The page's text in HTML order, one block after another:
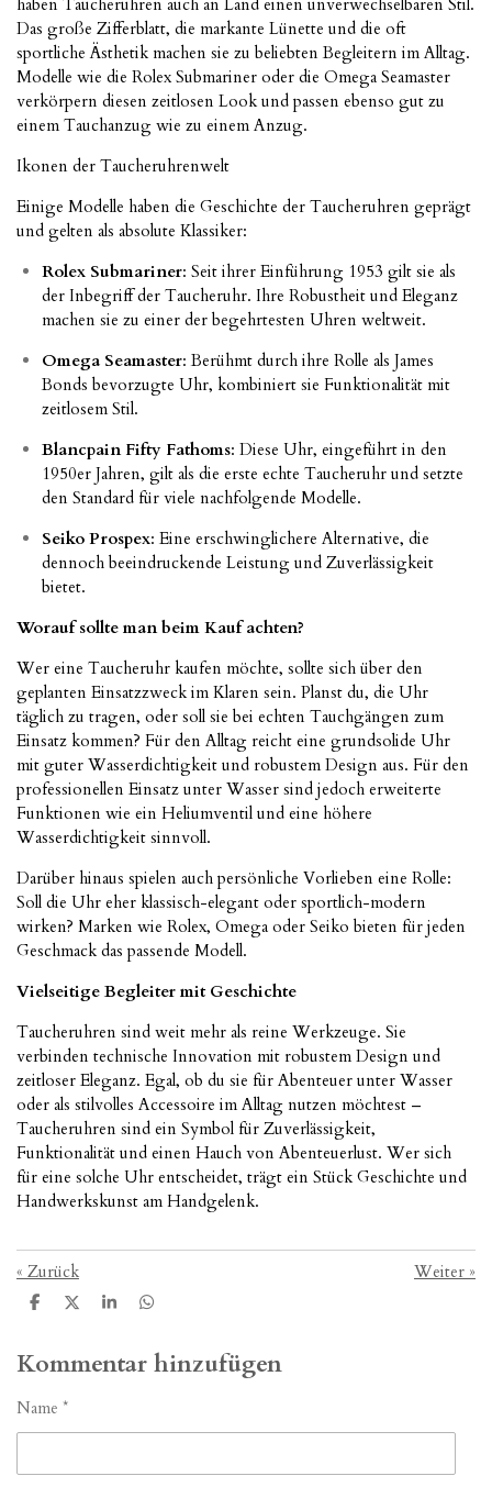
Das große Zifferblatt, die markante Lünette und die oft
sportliche Ästhetik machen sie zu beliebten Begleitern im Alltag.
Modelle wie die Rolex Submariner oder die Omega Seamaster
verkörpern diesen zeitlosen Look und passen ebenso gut zu
einem Tauchanzug wie zu einem Anzug.
Ikonen der Taucheruhrenwelt
Einige Modelle haben die Geschichte der Taucheruhren geprägt
und gelten als absolute Klassiker:
Rolex Submariner: Seit ihrer Einführung 1953 gilt sie als
der Inbegriff der Taucheruhr. Ihre Robustheit und Eleganz
machen sie zu einer der begehrtesten Uhren weltweit.
Omega Seamaster: Berühmt durch ihre Rolle als James
Bonds bevorzugte Uhr, kombiniert sie Funktionalität mit
zeitlosem Stil.
Blancpain Fifty Fathoms: Diese Uhr, eingeführt in den
1950er Jahren, gilt als die erste echte Taucheruhr und setzte
den Standard für viele nachfolgende Modelle.
Seiko Prospex: Eine erschwinglichere Alternative, die
dennoch beeindruckende Leistung und Zuverlässigkeit
bietet.
Worauf sollte man beim Kauf achten?
Wer eine Taucheruhr kaufen möchte, sollte sich über den
geplanten Einsatzzweck im Klaren sein. Planst du, die Uhr
täglich zu tragen, oder soll sie bei echten Tauchgängen zum
Einsatz kommen? Für den Alltag reicht eine grundsolide Uhr
mit guter Wasserdichtigkeit und robustem Design aus. Für den
professionellen Einsatz unter Wasser sind jedoch erweiterte
Funktionen wie ein Heliumventil und eine höhere
Wasserdichtigkeit sinnvoll.
Darüber hinaus spielen auch persönliche Vorlieben eine Rolle:
Soll die Uhr eher klassisch-elegant oder sportlich-modern
wirken? Marken wie Rolex, Omega oder Seiko bieten für jeden
Geschmack das passende Modell.
Vielseitige Begleiter mit Geschichte
Taucheruhren sind weit mehr als reine Werkzeuge. Sie
verbinden technische Innovation mit robustem Design und
zeitloser Eleganz. Egal, ob du sie für Abenteuer unter Wasser
oder als stilvolles Accessoire im Alltag nutzen möchtest –
Taucheruhren sind ein Symbol für Zuverlässigkeit,
Funktionalität und einen Hauch von Abenteuerlust. Wer sich
für eine solche Uhr entscheidet, trägt ein Stück Geschichte und
Handwerkskunst am Handgelenk.
« Zurück Weiter »
T
l
e
T
l
e
T
l
e
T
l
e
Kommentar hinzufügen
Name *